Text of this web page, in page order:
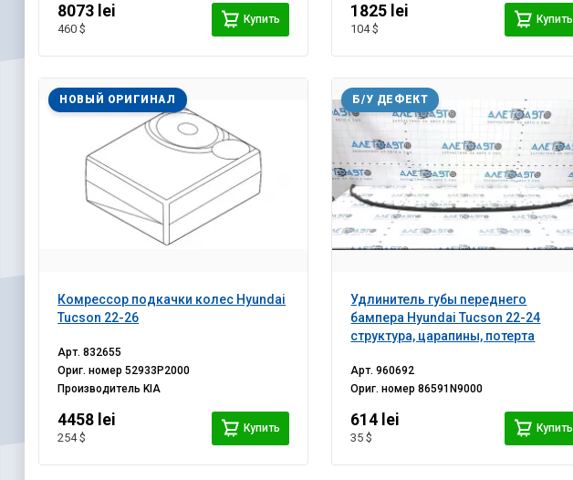
8073 lei
460 $
Купить 1825 lei
104 $
Купить
Комрессор подкачки колес Hyundai
Tucson 22-26
НОВЫЙ ОРИГИНАЛ
Арт.832655
Ориг. номер52933P2000
ПроизводительKIA
4458 lei
254 $
Купить
Удлинитель губы переднего
бампера Hyundai Tucson 22-24
структура, царапины, потерта
Б/У ДЕФЕКТ
Арт.960692
Ориг. номер86591N9000
614 lei
35 $
Купить